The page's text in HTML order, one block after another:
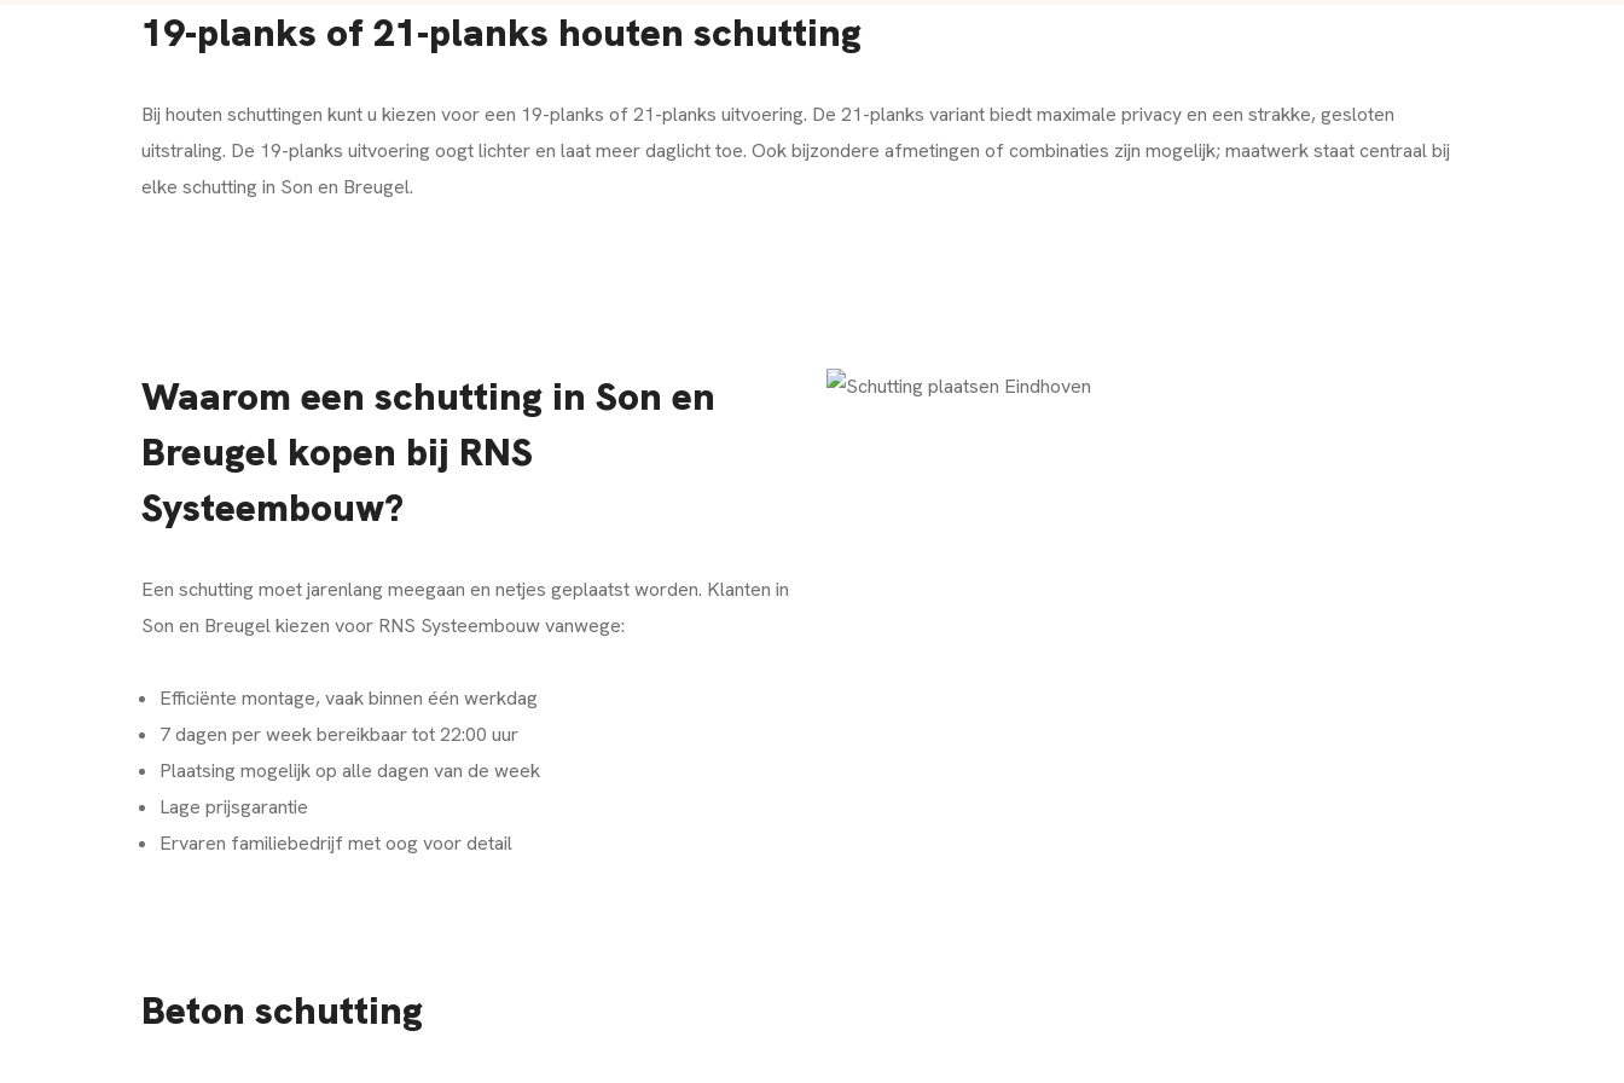
19-planks of 21-planks houten schutting
Bij houten schuttingen kunt u kiezen voor een 19-planks of 21-planks uitvoering. De 21-planks variant biedt maximale privacy en een strakke, gesloten
uitstraling. De 19-planks uitvoering oogt lichter en laat meer daglicht toe. Ook bijzondere afmetingen of combinaties zijn mogelijk; maatwerk staat centraal bij
elke schutting in Son en Breugel.
Waarom een schutting in Son en
Breugel kopen bij RNS
Systeembouw?
Een schutting moet jarenlang meegaan en netjes geplaatst worden. Klanten in
Son en Breugel kiezen voor RNS Systeembouw vanwege:
Efficiënte montage, vaak binnen één werkdag
7 dagen per week bereikbaar tot 22:00 uur
Plaatsing mogelijk op alle dagen van de week
Lage prijsgarantie
Ervaren familiebedrijf met oog voor detail
Beton schutting